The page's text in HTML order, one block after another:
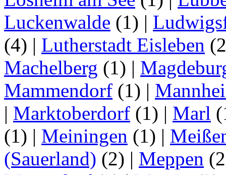
Luckenwalde (1) |
(4) | Lutherstadt Eisleben
Machelberg (1) |
Mammendorf (1) |
| Marktoberdorf (1) | Marl
(1) | Meiningen (1) |
(Sauerland) (2) | Meppen